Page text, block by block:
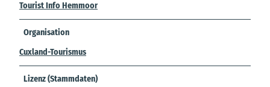
Tourist Info Hemmoor
Organisation
Cuxland-Tourismus
Lizenz (Stammdaten)